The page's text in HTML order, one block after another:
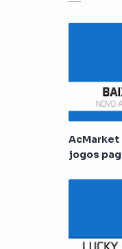
AcMarket
jogos